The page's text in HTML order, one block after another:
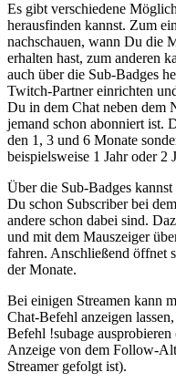
Es gibt verschiedene
herausfinden kannst. Zum
nachschauen, wann Du die
erhalten hast, zum anderen
auch über die Sub-Badges
Twitch-Partner einrichten
Du in dem Chat neben dem
jemand schon abonniert ist.
den 1, 3 und 6 Monate
beispielsweise 1 Jahr oder 2
Über die Sub-Badges
Du schon Subscriber bei
andere schon dabei sind.
und mit dem Mauszeiger
fahren. Anschließend öffnet
der Monate.
Bei einigen Streamen kann
Chat-Befehl anzeigen
Befehl !subage
Anzeige von dem Follow-
Streamer gefolgt ist).